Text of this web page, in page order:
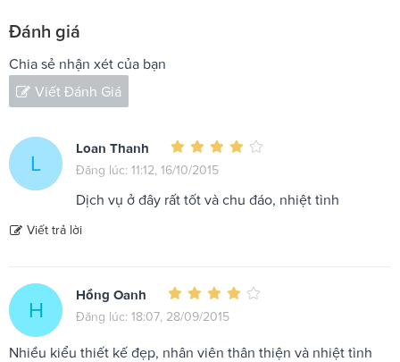
Đánh giá
Chia sẻ nhận xét của bạn
Viết Đánh Giá
L
Loan Thanh
Đăng lúc: 11:12, 16/10/2015
Dịch vụ ở đây rất tốt và chu đáo, nhiệt tình
Viết trả lời
H
Hồng Oanh
Đăng lúc: 18:07, 28/09/2015
Nhiều kiểu thiết kế đẹp, nhân viên thân thiện và nhiệt tình